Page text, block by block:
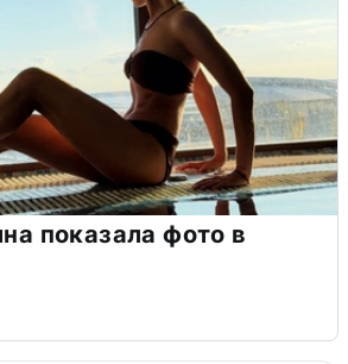
показала фото в